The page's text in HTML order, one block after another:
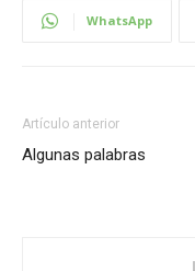
WhatsApp
Artículo anterior
Algunas palabras